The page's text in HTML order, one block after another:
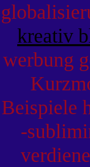
kreativ
werbung
Beispiele
-